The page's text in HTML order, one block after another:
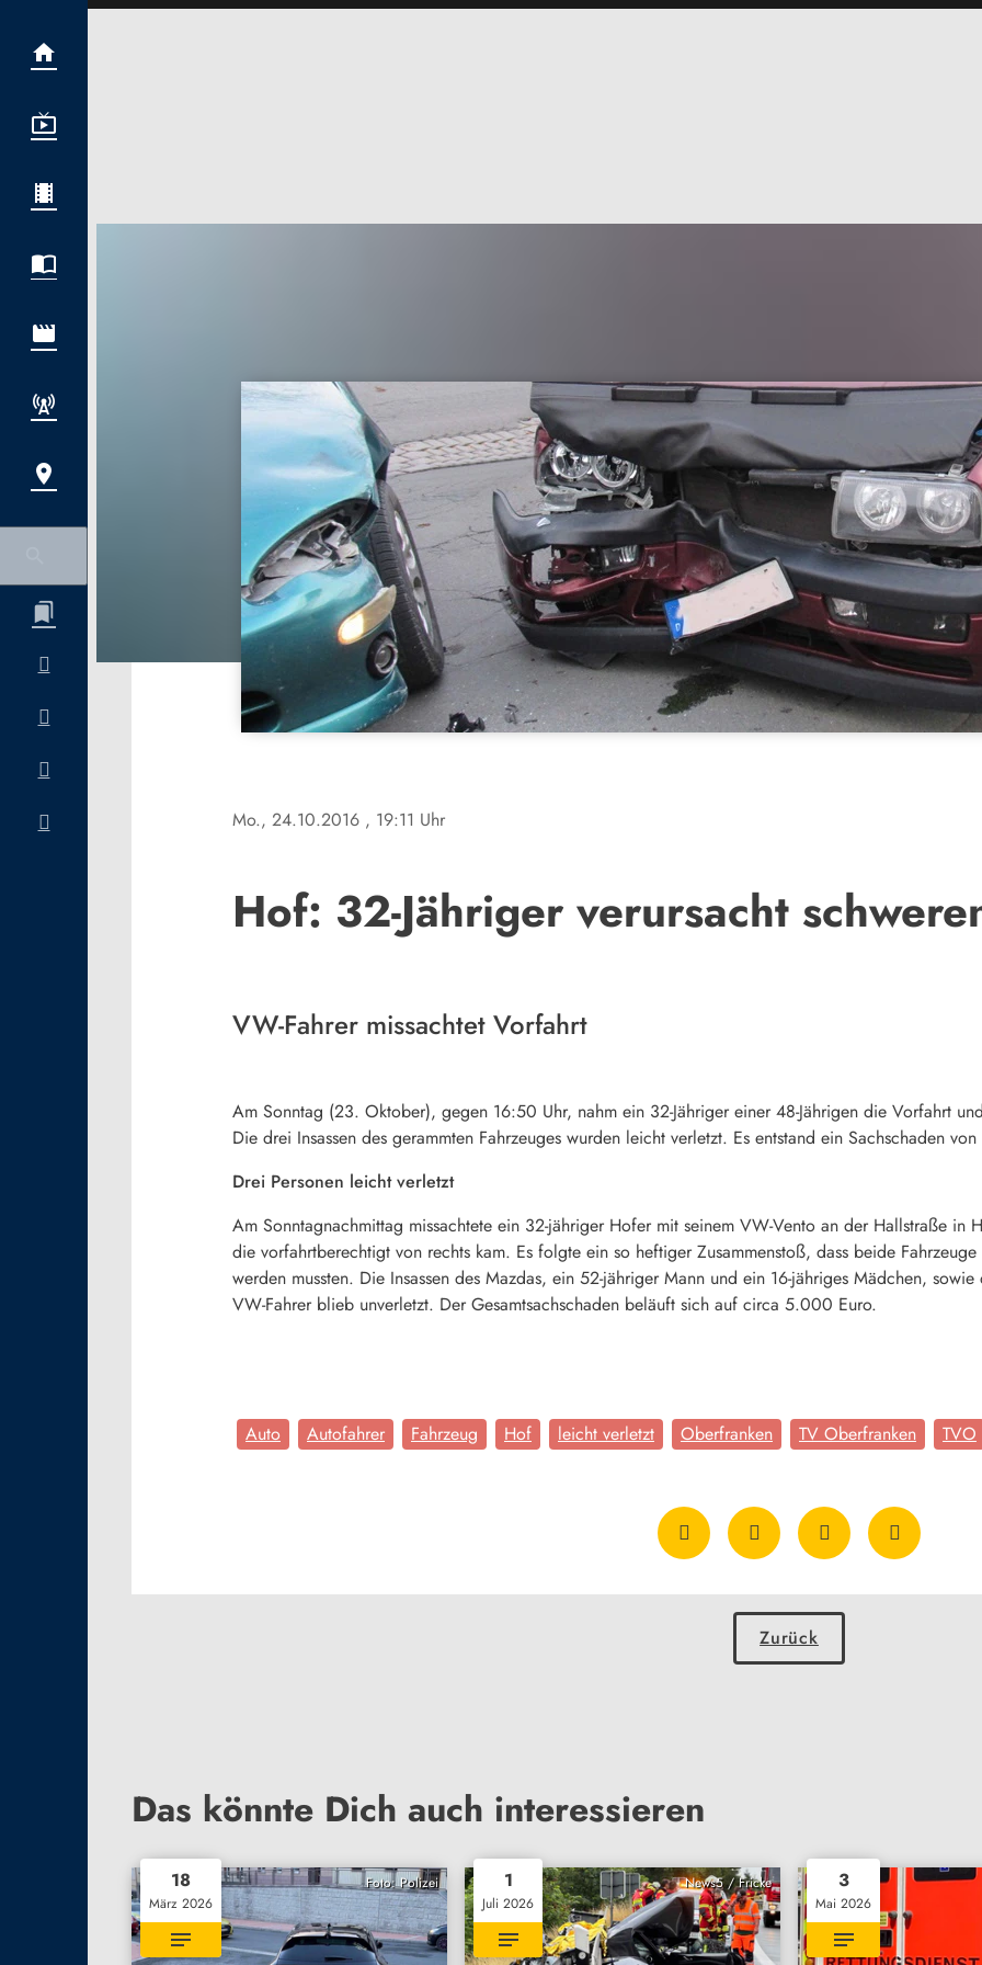
Mo., 24.10.2016 , 19:11 Uhr
Hof: 32-Jähriger verursacht
VW-Fahrer missachtet Vorfahrt
Am Sonntag (23. Oktober), gegen 16:50 Uhr, nahm ein 32-Jähriger einer 48-Jährigen die Vorfahrt
Die drei Insassen des gerammten Fahrzeuges wurden leicht verletzt. Es entstand ein Sachschaden
Drei Personen leicht verletzt
Am Sonntagnachmittag missachtete ein 32-jähriger Hofer mit seinem VW-Vento an der Hallstraße in
die vorfahrtberechtigt von rechts kam. Es folgte ein so heftiger Zusammenstoß, dass beide
werden mussten. Die Insassen des Mazdas, ein 52-jähriger Mann und ein 16-jähriges Mädchen,
VW-Fahrer blieb unverletzt. Der Gesamtsachschaden beläuft sich auf circa 5.000 Euro.
Auto Autofahrer Fahrzeug Hof leicht verletzt Oberfranken TV Oberfranken TVO
Zurück
Das könnte Dich auch interessieren
Foto: Polizei
18
März 2026
News5 / Fricke
1
Juli 2026
3
Mai 2026